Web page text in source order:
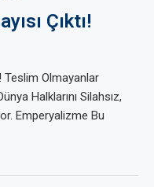
Çıktı!
Teslim Olmayanlar
Halklarını Silahsız,
Emperyalizme Bu